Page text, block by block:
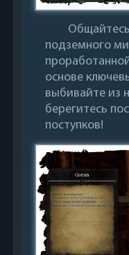
подземного
основе
выбивайте из
берегитесь
поступков!